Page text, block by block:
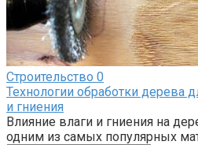
Строительство 0
Технологии обработки дерева
и гниения
Влияние влаги и гниения на
одним из самых популярных